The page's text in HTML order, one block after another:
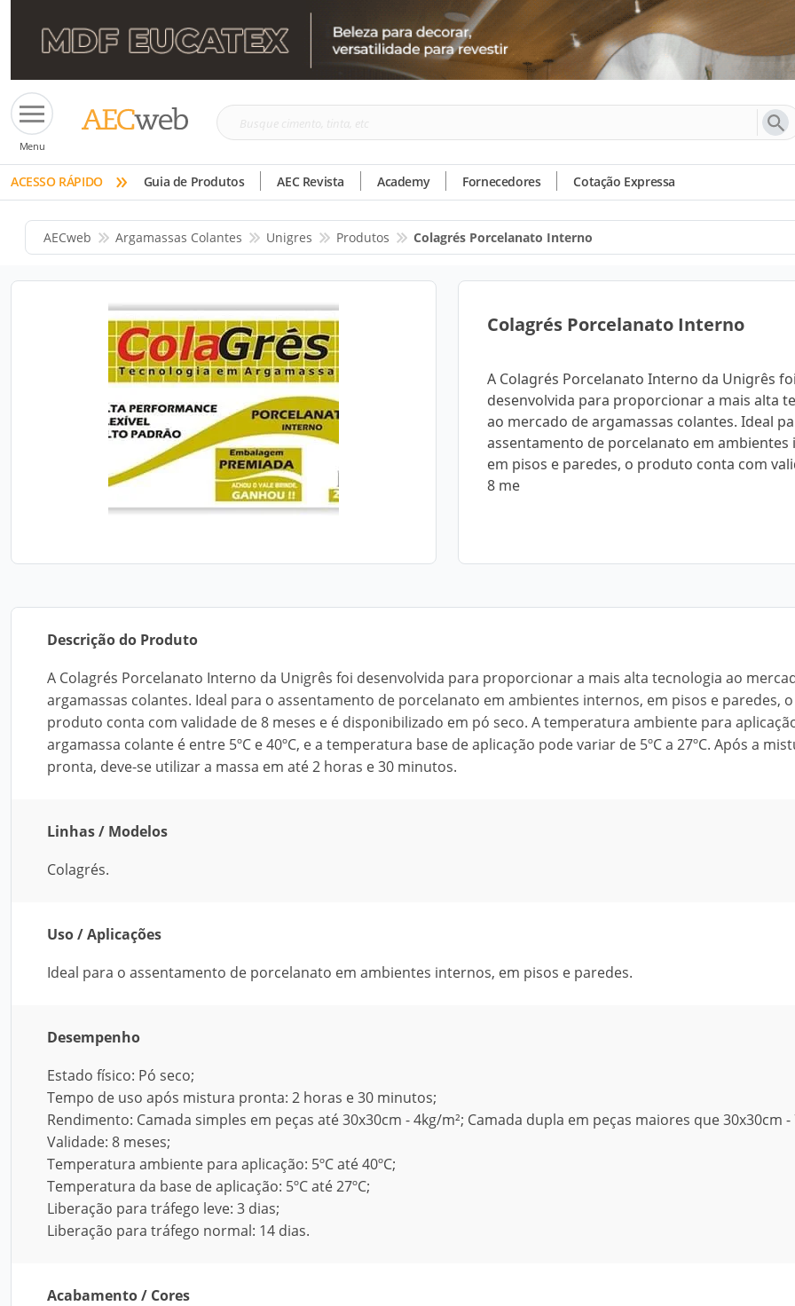
Menu
Busque
tinta,
etc
ACESSO RÁPIDO » Guia de Produtos AEC Revista Academy Fornecedores Cotação Expressa
AECweb Argamassas Colantes Unigres Produtos Colagrés Porcelanato Interno
Colagrés Porcelanato Interno
A Colagrés Porcelanato Interno da Unigrês foi
desenvolvida para proporcionar a mais alta
ao mercado de argamassas colantes. Ideal
assentamento de porcelanato em ambientes
em pisos e paredes, o produto conta com
8 me
Descrição do Produto
A Colagrés Porcelanato Interno da Unigrês foi desenvolvida para proporcionar a mais alta tecnologia ao
argamassas colantes. Ideal para o assentamento de porcelanato em ambientes internos, em pisos e paredes, o
produto conta com validade de 8 meses e é disponibilizado em pó seco. A temperatura ambiente para
argamassa colante é entre 5ºC e 40ºC, e a temperatura base de aplicação pode variar de 5ºC a 27ºC. Após a
pronta, deve-se utilizar a massa em até 2 horas e 30 minutos.
Linhas / Modelos
Colagrés.
Uso / Aplicações
Ideal para o assentamento de porcelanato em ambientes internos, em pisos e paredes.
Desempenho
Estado físico: Pó seco;
Tempo de uso após mistura pronta: 2 horas e 30 minutos;
Rendimento: Camada simples em peças até 30x30cm - 4kg/m²; Camada dupla em peças maiores que 30x30cm -
Validade: 8 meses;
Temperatura ambiente para aplicação: 5ºC até 40ºC;
Temperatura da base de aplicação: 5ºC até 27ºC;
Liberação para tráfego leve: 3 dias;
Liberação para tráfego normal: 14 dias.
Acabamento / Cores